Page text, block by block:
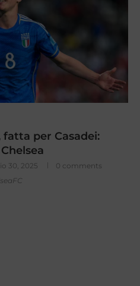
per Casadei:
30, 2025
0 comments